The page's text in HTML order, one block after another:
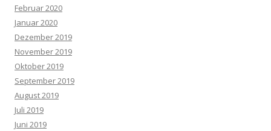
Februar 2020
Januar 2020
Dezember 2019
November 2019
Oktober 2019
September 2019
August 2019
Juli 2019
Juni 2019